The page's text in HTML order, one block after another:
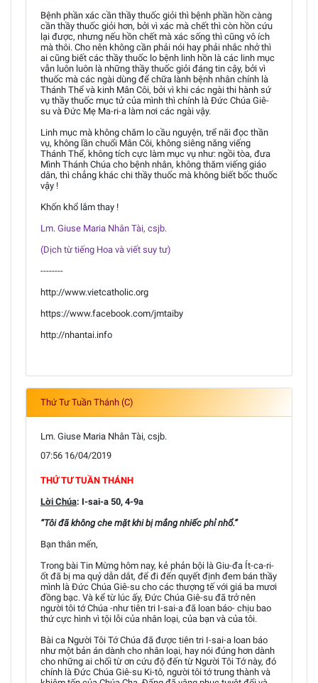
Bệnh phần xác cần thầy thuốc giỏi thì bệnh phần hồn càng
cần thầy thuốc giỏi hơn, bởi vì xác mà chết thì còn hồn cứu
lại được, nhưng nếu hồn chết mà xác sống thì cũng vô ích
mà thôi. Cho nên không cần phải nói hay phải nhắc nhở thì
ai cũng biết các thầy thuốc lo bệnh linh hồn là các linh mục
vẫn luôn luôn là những thầy thuốc giỏi đáng tin cậy, bởi vì
thuốc mà các ngài dùng để chữa lành bệnh nhân chính là
Thánh Thể và kinh Mân Côi, bởi vì khi các ngài thi hành sứ
vụ thầy thuốc mục tử của mình thì chính là Đức Chúa Giê-
su và Đức Mẹ Ma-ri-a làm nơi các ngài vậy.
Linh mục mà không chăm lo cầu nguyện, trể nãi đọc thần
vụ, không lần chuổi Mân Côi, không siêng năng viếng
Thánh Thể, không tích cực làm mục vụ như: ngồi tòa, đưa
Mình Thánh Chúa cho bệnh nhân, không thăm viếng giáo
dân, thì chẳng khác chi thầy thuốc mà không biết bốc thuốc
vậy !
Khốn khổ lắm thay !
Lm. Giuse Maria Nhân Tài, csjb.
(Dịch từ tiếng Hoa và viết suy tư)
--------
http://www.vietcatholic.org
https://www.facebook.com/jmtaiby
http://nhantai.info
Thứ Tư Tuần Thánh (C)
Lm. Giuse Maria Nhân Tài, csjb.
07:56 16/04/2019
THỨ TƯ TUẦN THÁNH
Lời Chúa: I-sai-a 50, 4-9a
“Tôi đã không che mặt khi bị mắng nhiếc phỉ nhổ.”
Bạn thân mến,
Trong bài Tin Mừng hôm nay, kẻ phản bội là Giu-đa Ít-ca-ri-
ốt đã bị ma quỷ dẫn dắt, để đi đến quyết định đem bán thầy
mình là Đức Chúa Giê-su cho các thượng tế với giá ba mươi
đồng bạc. Và kể từ lúc ấy, Đức Chúa Giê-su đã trở nên
người tôi tớ Chúa -như tiên tri I-sai-a đã loan báo- chịu bao
thứ cực hình vì tội lỗi của nhân loại, của bạn và của tôi.
Bài ca Người Tôi Tớ Chúa đã được tiên tri I-sai-a loan báo
như một bản án dành cho nhân loại, hay nói đúng hơn dành
cho những ai chối từ ơn cứu độ đến từ Người Tôi Tớ này, đó
chính là Đức Chúa Giê-su Ki-tô, người tôi tớ trung thành và